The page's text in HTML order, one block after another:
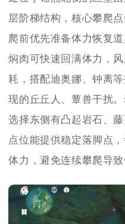
层阶梯结构，核心攀爬
爬前优先准备体力恢复
焖肉可快速回满体力，
耗，搭配迪奥娜、钟离
现的丘丘人、蕈兽干扰
选择东侧有凸起岩石、
点位能提供稳定落脚点
体力，避免连续攀爬导致